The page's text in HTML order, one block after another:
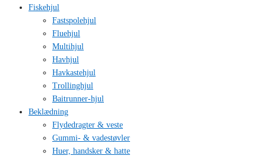
Fiskehjul
Fastspolehjul
Fluehjul
Multihjul
Havhjul
Havkastehjul
Trollinghjul
Baitrunner-hjul
Beklædning
Flydedragter & veste
Gummi- & vadestøvler
Huer, handsker & hatte